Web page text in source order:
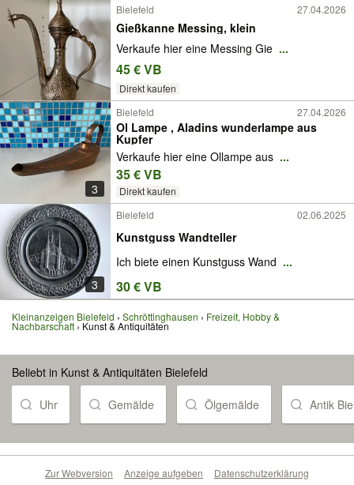
Bielefeld 27.04.2026
Gießkanne Messing, klein
Verkaufe hier eine Messing Gie ...
45 € VB
Direkt kaufen
3
Bielefeld 27.04.2026
Ol Lampe , Aladins wunderlampe aus
Kupfer
Verkaufe hier eine Ollampe aus ...
35 € VB
Direkt kaufen
3
Bielefeld 02.06.2025
Kunstguss Wandteller
Ich biete einen Kunstguss Wand ...
30 € VB
Kleinanzeigen Bielefeld Schröttinghausen Freizeit, Hobby &
Nachbarschaft Kunst & Antiquitäten
Beliebt in Kunst & Antiquitäten Bielefeld
Uhr Gemälde Ölgemälde Antik
Zur Webversion Anzeige aufgeben Datenschutzerklärung